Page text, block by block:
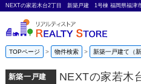
TOPページ 物件検索 新築一戸建て（新
新築一戸建
NEXTの家若